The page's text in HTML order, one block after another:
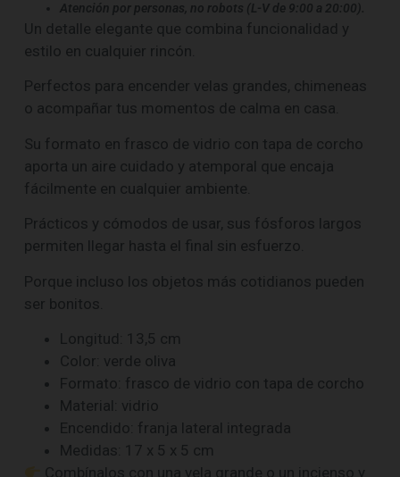
Atención por personas, no robots (L-V de 9:00 a 20:00).
Un detalle elegante que combina funcionalidad y
estilo en cualquier rincón.
Perfectos para encender velas grandes, chimeneas
o acompañar tus momentos de calma en casa.
Su formato en frasco de vidrio con tapa de corcho
aporta un aire cuidado y atemporal que encaja
fácilmente en cualquier ambiente.
Prácticos y cómodos de usar, sus fósforos largos
permiten llegar hasta el final sin esfuerzo.
Porque incluso los objetos más cotidianos pueden
ser bonitos.
Longitud: 13,5 cm
Color: verde oliva
Formato: frasco de vidrio con tapa de corcho
Material: vidrio
Encendido: franja lateral integrada
Medidas: 17 x 5 x 5 cm
Combínalos con una vela grande o un incienso y